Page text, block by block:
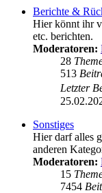
Berichte &
Hier könnt ihr
etc. berichten.
Moderatoren:
28
513
Letzter
Sonstiges
Hier darf alles
anderen
Moderatoren:
15
7454